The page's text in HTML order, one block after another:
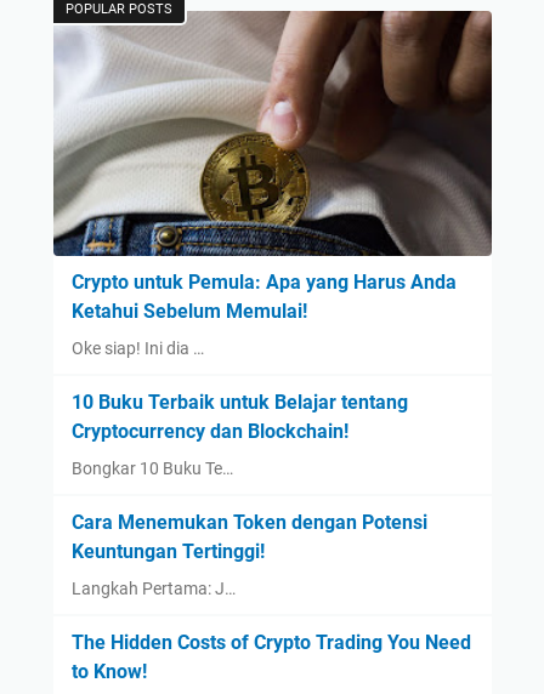
POPULAR POSTS
Crypto untuk Pemula: Apa yang Harus Anda
Ketahui Sebelum Memulai!
Oke siap! Ini dia …
10 Buku Terbaik untuk Belajar tentang
Cryptocurrency dan Blockchain!
Bongkar 10 Buku Te…
Cara Menemukan Token dengan Potensi
Keuntungan Tertinggi!
Langkah Pertama: J…
The Hidden Costs of Crypto Trading You Need
to Know!